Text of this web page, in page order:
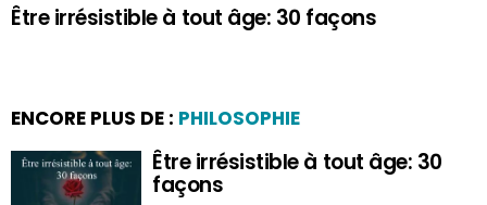
Être irrésistible à tout âge: 30 façons
ENCORE PLUS DE : PHILOSOPHIE
Être irrésistible à tout âge: 30
façons